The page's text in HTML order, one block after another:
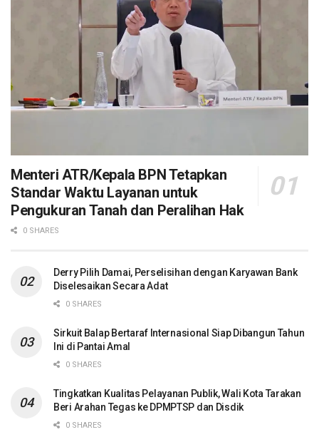
Menteri ATR/Kepala BPN Tetapkan
Standar Waktu Layanan untuk
Pengukuran Tanah dan Peralihan Hak
0 SHARES
Derry Pilih Damai, Perselisihan dengan Karyawan Bank
Diselesaikan Secara Adat
0 SHARES
Sirkuit Balap Bertaraf Internasional Siap Dibangun Tahun
Ini di Pantai Amal
0 SHARES
Tingkatkan Kualitas Pelayanan Publik, Wali Kota Tarakan
Beri Arahan Tegas ke DPMPTSP dan Disdik
0 SHARES